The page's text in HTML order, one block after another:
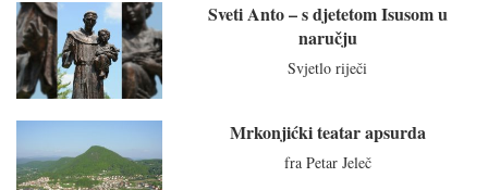
Sveti Anto – s djetetom Isusom u
naručju
Svjetlo riječi
Mrkonjićki teatar apsurda
fra Petar Jeleč